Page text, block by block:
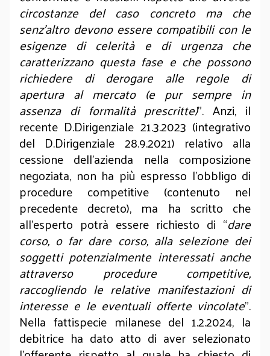
circostanze del caso concreto ma che
senz’altro devono essere compatibili con le
esigenze di celerità e di urgenza che
caratterizzano questa fase e che possono
richiedere di derogare alle regole di
apertura al mercato (e pur sempre in
assenza di formalità prescritte)”. Anzi, il
recente D.Dirigenziale 21.3.2023 (integrativo
del D.Dirigenziale 28.9.2021) relativo alla
cessione dell’azienda nella composizione
negoziata, non ha più espresso l’obbligo di
procedure competitive (contenuto nel
precedente decreto), ma ha scritto che
all’esperto potrà essere richiesto di “dare
corso, o far dare corso, alla selezione dei
soggetti potenzialmente interessati anche
attraverso procedure competitive,
raccogliendo le relative manifestazioni di
interesse e le eventuali offerte vincolate”.
Nella fattispecie milanese del 1.2.2024, la
debitrice ha dato atto di aver selezionato